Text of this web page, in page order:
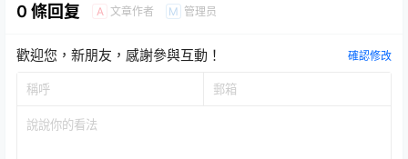
0 條回复 A 文章作者 M 管理员
歡迎您，新朋友，感謝參與互動！ 確認修改